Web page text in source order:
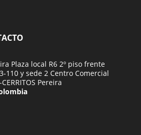
Plaza local R6 2º piso frente
110 y sede 2 Centro Comercial
Pereira